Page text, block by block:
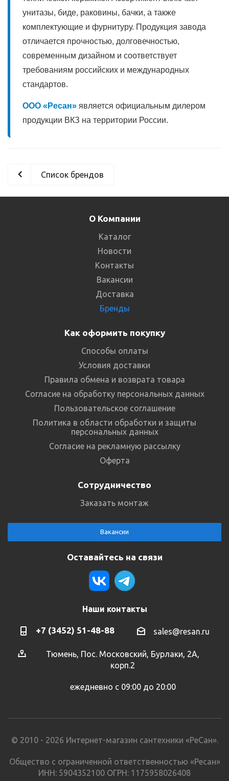
унитазы, биде, раковины, бачки, а также
комплектующие и фурнитуру. Продукция завода
отличается прочностью, долговечностью,
современным дизайном и соответствует
требованиям российских и международных
стандартов.
ООО «Ресан» является официальным дилером
продукции ВКЗ на территории России.
Список брендов
О Компании
Каталог
Новости
Контакты
Вакансии
Доставка
Бренды
Как оформить покупку
Способы оплаты
Условия доставки
Правила обмена и возврата товара
Согласие на обработку персональных данных
Пользовательское соглашение
Политика в области обработки и защиты
персональных данных
Согласие на рекламную рассылку
Оферта
Сотрудничество
Заказать монтаж
Вакансии
Оставайтесь на связи
Наши контакты
+7 (3452) 51-48-88 sales@resan.ru
Тюмень, Пос. Московский, Бурлаки, 2А,
корп.2
ежедневно с 09:00 до 20:00
© 2010 - 2026 Интернет-магазин сантехники «РеСан».
Общество с ограниченной ответственностью «Ресан»
ИНН: 5904352100 ОГРН: 1175958026408